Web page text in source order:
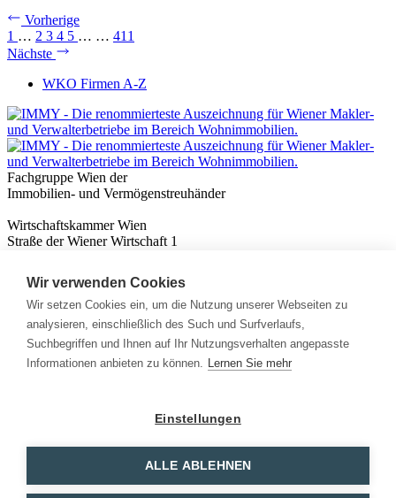
Vorherige
1 … 2 3 4 5 … … 411
Nächste
WKO Firmen A-Z
Fachgruppe Wien der
Immobilien- und Vermögenstreuhänder
Wirtschaftskammer Wien
Straße der Wiener Wirtschaft 1
Nützliches
Immobilienwissen
Formulare & Rechner
Expert:innen
Info
Wir verwenden Cookies
Wir setzen Cookies ein, um die Nutzung unserer Webseiten zu
analysieren, einschließlich des Such und Surfverlaufs,
Suchbegriffen und Ihnen auf Ihr Nutzungsverhalten angepasste
Informationen anbieten zu können. Lernen Sie mehr
Einstellungen
ALLE ABLEHNEN